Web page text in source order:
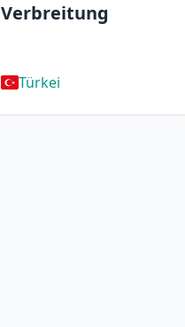
Verbreitung
Türkei